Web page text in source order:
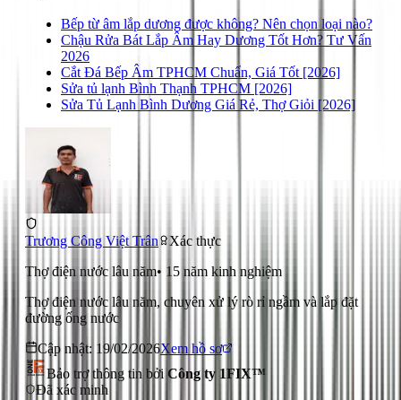
Bếp từ âm lắp dương được không? Nên chọn loại nào?
Chậu Rửa Bát Lắp Âm Hay Dương Tốt Hơn? Tư Vấn
2026
Cắt Đá Bếp Âm TPHCM Chuẩn, Giá Tốt [2026]
Sửa tủ lạnh Bình Thạnh TPHCM [2026]
Sửa Tủ Lạnh Bình Dương Giá Rẻ, Thợ Giỏi [2026]
Trương Công Việt Trân
Xác thực
Thợ điện nước lâu năm• 15 năm kinh nghiệm
Thợ điện nước lâu năm, chuyên xử lý rò rỉ ngầm và lắp đặt
đường ống nước
Cập nhật: 19/02/2026Xem hồ sơ
Bảo trợ thông tin bởi Công ty 1FIX™
Đã xác minh